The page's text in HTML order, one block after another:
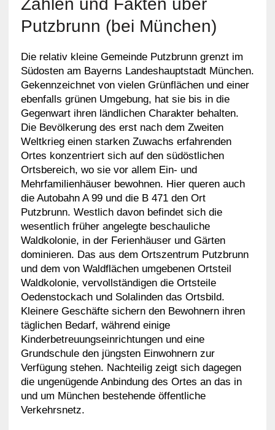
Zahlen und Fakten über
Putzbrunn (bei München)
Die relativ kleine Gemeinde Putzbrunn grenzt im
Südosten am Bayerns Landeshauptstadt München.
Gekennzeichnet von vielen Grünflächen und einer
ebenfalls grünen Umgebung, hat sie bis in die
Gegenwart ihren ländlichen Charakter behalten.
Die Bevölkerung des erst nach dem Zweiten
Weltkrieg einen starken Zuwachs erfahrenden
Ortes konzentriert sich auf den südöstlichen
Ortsbereich, wo sie vor allem Ein- und
Mehrfamilienhäuser bewohnen. Hier queren auch
die Autobahn A 99 und die B 471 den Ort
Putzbrunn. Westlich davon befindet sich die
wesentlich früher angelegte beschauliche
Waldkolonie, in der Ferienhäuser und Gärten
dominieren. Das aus dem Ortszentrum Putzbrunn
und dem von Waldflächen umgebenen Ortsteil
Waldkolonie, vervollständigen die Ortsteile
Oedenstockach und Solalinden das Ortsbild.
Kleinere Geschäfte sichern den Bewohnern ihren
täglichen Bedarf, während einige
Kinderbetreuungseinrichtungen und eine
Grundschule den jüngsten Einwohnern zur
Verfügung stehen. Nachteilig zeigt sich dagegen
die ungenügende Anbindung des Ortes an das in
und um München bestehende öffentliche
Verkehrsnetz.